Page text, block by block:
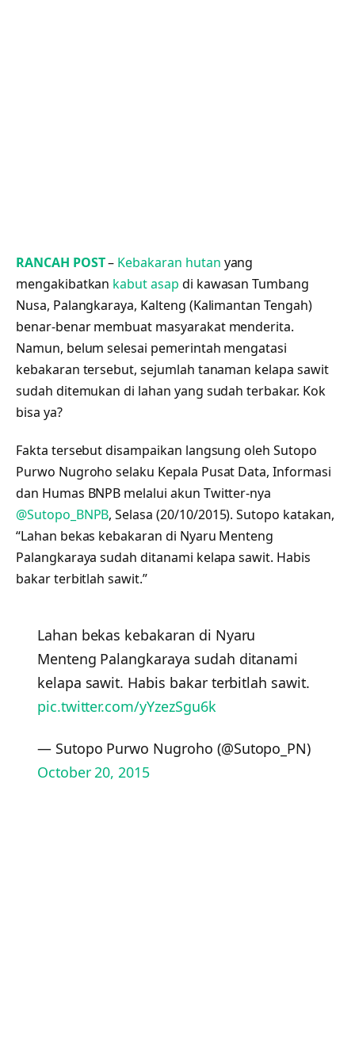
RANCAH POST– Kebakaran hutan yang
mengakibatkan kabut asap di kawasan Tumbang
Nusa, Palangkaraya, Kalteng (Kalimantan Tengah)
benar-benar membuat masyarakat menderita.
Namun, belum selesai pemerintah mengatasi
kebakaran tersebut, sejumlah tanaman kelapa sawit
sudah ditemukan di lahan yang sudah terbakar. Kok
bisa ya?
Fakta tersebut disampaikan langsung oleh Sutopo
Purwo Nugroho selaku Kepala Pusat Data, Informasi
dan Humas BNPB melalui akun Twitter-nya
@Sutopo_BNPB, Selasa (20/10/2015). Sutopo katakan,
“Lahan bekas kebakaran di Nyaru Menteng
Palangkaraya sudah ditanami kelapa sawit. Habis
bakar terbitlah sawit.”
Lahan bekas kebakaran di Nyaru
Menteng Palangkaraya sudah ditanami
kelapa sawit. Habis bakar terbitlah sawit.
pic.twitter.com/yYzezSgu6k
— Sutopo Purwo Nugroho (@Sutopo_PN)
October 20, 2015